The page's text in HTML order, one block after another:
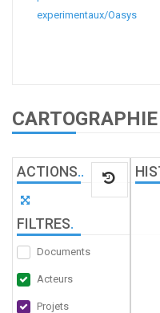
experimentaux/Oasys
ACTIONS..
FILTRES.
Documents
Acteurs
Projets